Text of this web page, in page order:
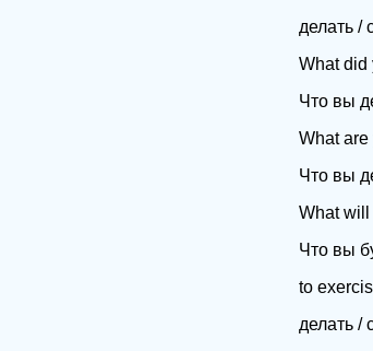
делать /
What did
Что вы
What
Что вы
What will
Что вы
to
делать /